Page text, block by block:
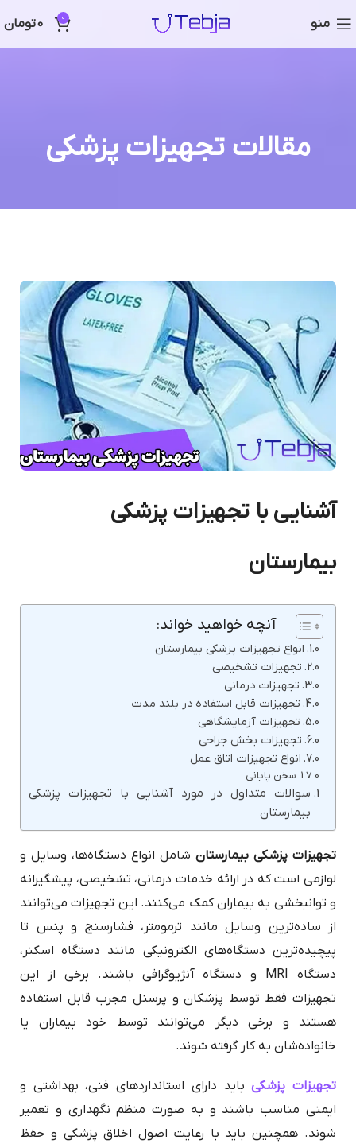
منو 0
0تومان
مقالات تجهیزات پزشکی
آشنایی با تجهیزات پزشکی
بیمارستان
آنچه خواهید خواند:
انواع تجهیزات پزشکی بیمارستان
تجهیزات تشخیصی
تجهیزات درمانی
تجهیزات قابل استفاده در بلند مدت
تجهیزات آزمایشگاهی
تجهیزات بخش جراحی
انواع تجهیزات اتاق عمل
سخن پایانی
سوالات متداول در مورد آشنایی با تجهیزات پزشکی
بیمارستان
تجهیزات پزشکی بیمارستان شامل انواع دستگاه‌ها، وسایل و
لوازمی است که در ارائه خدمات درمانی، تشخیصی، پیشگیرانه
و توانبخشی به بیماران کمک می‌کنند. این تجهیزات می‌توانند
از ساده‌ترین وسایل مانند ترمومتر، فشارسنج و پنس تا
پیچیده‌ترین دستگاه‌های الکترونیکی مانند دستگاه اسکنر،
دستگاه MRI و دستگاه آنژیوگرافی باشند. برخی از این
تجهیزات فقط توسط پزشکان و پرسنل مجرب قابل استفاده
هستند و برخی دیگر می‌توانند توسط خود بیماران یا
خانواده‌شان به کار گرفته شوند.
تجهیزات پزشکیباید دارای استانداردهای فنی، بهداشتی و
ایمنی مناسب باشند و به صورت منظم نگهداری و تعمیر
شوند. همچنین باید با رعایت اصول اخلاق پزشکی و حفظ